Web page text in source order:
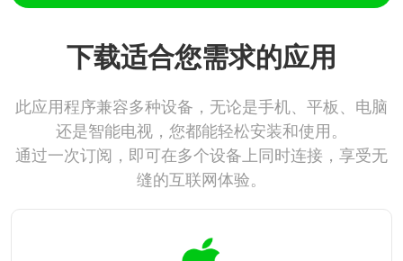
下载适合您需求的应用
此应用程序兼容多种设备，无论是手机、平板、电脑
还是智能电视，您都能轻松安装和使用。
通过一次订阅，即可在多个设备上同时连接，享受无
缝的互联网体验。